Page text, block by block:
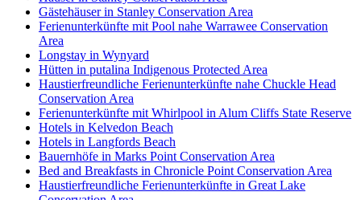
Gästehäuser in Stanley Conservation Area
Ferienunterkünfte mit Pool nahe Warrawee Conservation
Area
Longstay in Wynyard
Hütten in putalina Indigenous Protected Area
Haustierfreundliche Ferienunterkünfte nahe Chuckle Head
Conservation Area
Ferienunterkünfte mit Whirlpool in Alum Cliffs State Reserve
Hotels in Kelvedon Beach
Hotels in Langfords Beach
Bauernhöfe in Marks Point Conservation Area
Bed and Breakfasts in Chronicle Point Conservation Area
Haustierfreundliche Ferienunterkünfte in Great Lake